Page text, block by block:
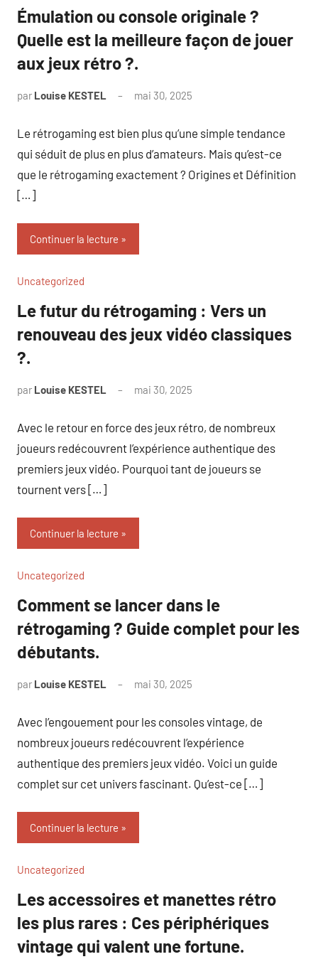
Émulation ou console originale ?
Quelle est la meilleure façon de jouer
aux jeux rétro ?.
par Louise KESTEL mai 30, 2025
Le rétrogaming est bien plus qu’une simple tendance
qui séduit de plus en plus d’amateurs. Mais qu’est-ce
que le rétrogaming exactement ? Origines et Définition
[…]
Continuer la lecture
Uncategorized
Le futur du rétrogaming : Vers un
renouveau des jeux vidéo classiques
?.
par Louise KESTEL mai 30, 2025
Avec le retour en force des jeux rétro, de nombreux
joueurs redécouvrent l’expérience authentique des
premiers jeux vidéo. Pourquoi tant de joueurs se
tournent vers […]
Continuer la lecture
Uncategorized
Comment se lancer dans le
rétrogaming ? Guide complet pour les
débutants.
par Louise KESTEL mai 30, 2025
Avec l’engouement pour les consoles vintage, de
nombreux joueurs redécouvrent l’expérience
authentique des premiers jeux vidéo. Voici un guide
complet sur cet univers fascinant. Qu’est-ce […]
Continuer la lecture
Uncategorized
Les accessoires et manettes rétro
les plus rares : Ces périphériques
vintage qui valent une fortune.